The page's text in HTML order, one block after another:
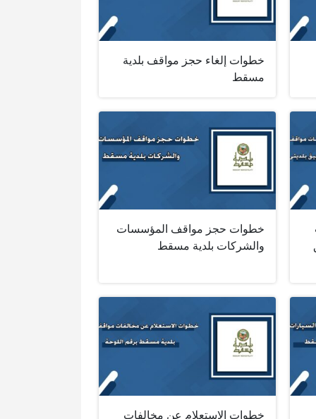
خطوات إلغاء حجز مواقف بلدية
مسقط
خطوات حجز مواقف المؤسسات
والشركات بلدية مسقط
خطوات الاستعلام عن مخالفات